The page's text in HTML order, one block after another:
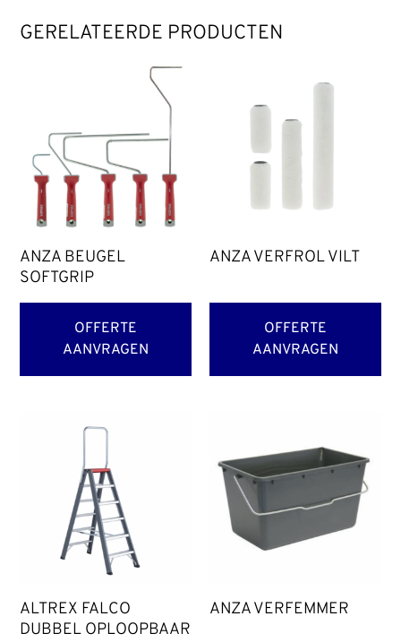
GERELATEERDE PRODUCTEN
ANZA BEUGEL
SOFTGRIP
OFFERTE
AANVRAGEN
ANZA VERFROL VILT
OFFERTE
AANVRAGEN
ALTREX FALCO
DUBBEL OPLOOPBAAR
ANZA VERFEMMER